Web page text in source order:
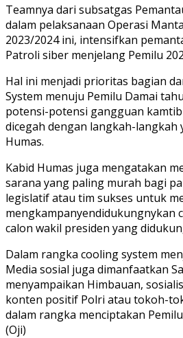
Teamnya dari subsatgas
dalam pelaksanaan Operasi
2023/2024 ini, intensifkan
Patroli siber menjelang Pemilu
Hal ini menjadi prioritas bagian
System menuju Pemilu Damai
potensi-potensi gangguan
dicegah dengan langkah-
Humas.
Kabid Humas juga mengatakan
sarana yang paling murah bagi
legislatif atau tim sukses untuk
mengkampanyendidukungnykan
calon wakil presiden yang
Dalam rangka cooling system
Media sosial juga dimanfaatkan
menyampaikan Himbauan,
konten positif Polri atau tokoh-
dalam rangka menciptakan
(Oji)